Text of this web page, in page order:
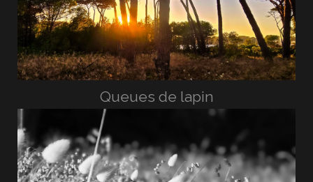
Queues de lapin